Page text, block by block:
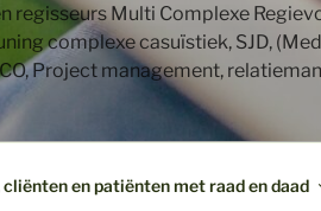
regisseurs Multi Complexe
complexe casuïstiek, SJD,
Project management,
en patiënten met raad en daad